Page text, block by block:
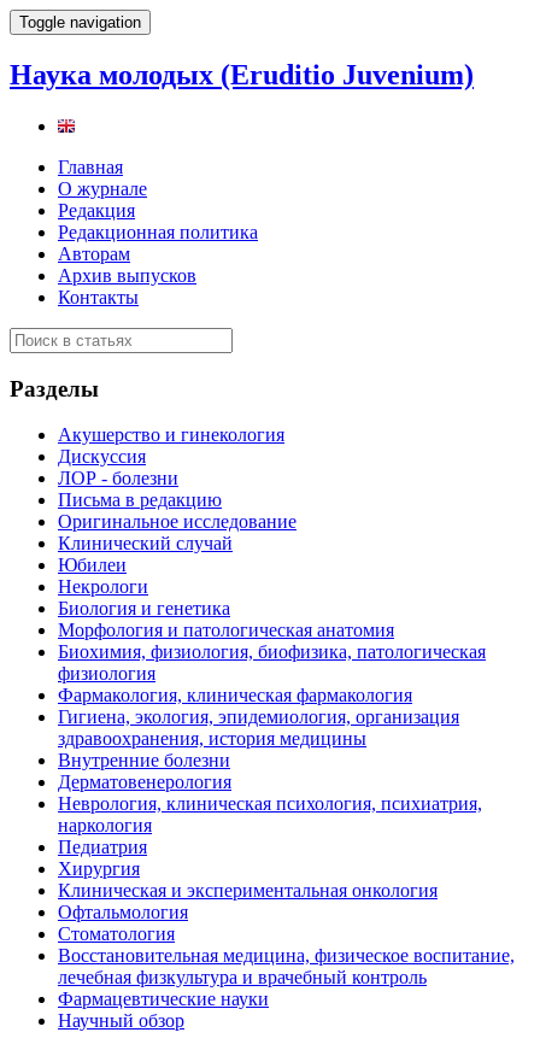
Toggle navigation
Наука молодых (Eruditio Juvenium)
Главная
О журнале
Редакция
Редакционная политика
Авторам
Архив выпусков
Контакты
Разделы
Акушерство и гинекология
Дискуссия
ЛОР - болезни
Письма в редакцию
Оригинальное исследование
Клинический случай
Юбилеи
Некрологи
Биология и генетика
Морфология и патологическая анатомия
Биохимия, физиология, биофизика, патологическая
физиология
Фармакология, клиническая фармакология
Гигиена, экология, эпидемиология, организация
здравоохранения, история медицины
Внутренние болезни
Дерматовенерология
Неврология, клиническая психология, психиатрия,
наркология
Педиатрия
Хирургия
Клиническая и экспериментальная онкология
Офтальмология
Стоматология
Восстановительная медицина, физическое воспитание,
лечебная физкультура и врачебный контроль
Фармацевтические науки
Научный обзор